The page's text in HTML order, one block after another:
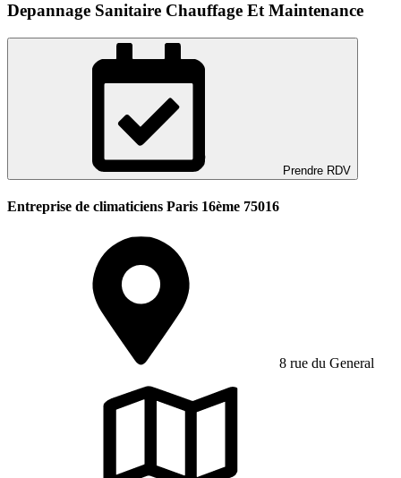
Depannage Sanitaire Chauffage Et Maintenance
Prendre RDV
Entreprise de climaticiens Paris 16ème 75016
8 rue du General